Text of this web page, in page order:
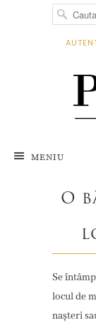
MENIU
O
Se
locul de
nașteri